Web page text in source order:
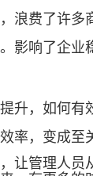
浪费了许多
影响了企业
升，如何有
率，变成至
让管理人员